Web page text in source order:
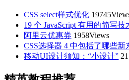
CSS select样式优化
19 个 JavaScript 有用的简写技
阿里云优惠券 1958Views
CSS选择器 4 中包括了哪些新
移动UI设计须知：“小设计”